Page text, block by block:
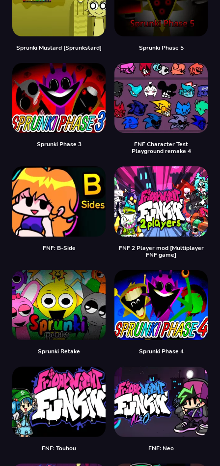
Sprunki Mustard [Sprunkstard] Sprunki Phase 5
Sprunki Phase 3
FNF Character Test
Playground remake 4
FNF: B-Side
FNF 2 Player mod [Multiplayer
FNF game]
Sprunki Retake Sprunki Phase 4
FNF: Touhou FNF: Neo